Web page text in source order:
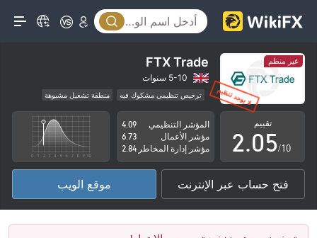
غير منظم FTX Trade
5-10 سنوات
ترخيص تنظيمي مشكوك فيه
منطقة تشغيل مشبوهة
مخاطر عالية
تقييم
0
1
2
3
4
5
.0
1
2
3
1
2
3
4
5
6
7
8
/10
المؤشر التنظيمي
4.09
مؤشر الأعمال
6.73
مؤشر إدارة المخاطر 2.84
فتح حساب عبر الإنترنت موقع الويب